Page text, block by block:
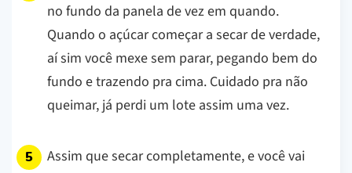
no fundo da panela de vez em quando.
Quando o açúcar começar a secar de verdade,
aí sim você mexe sem parar, pegando bem do
fundo e trazendo pra cima. Cuidado pra não
queimar, já perdi um lote assim uma vez.
Assim que secar completamente, e você vai